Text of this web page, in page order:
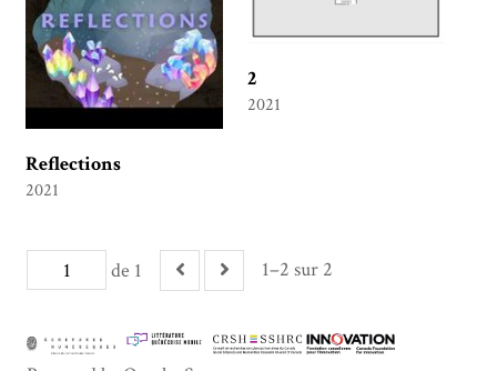
Reflections
2021
2
2021
de 1 1–2 sur 2